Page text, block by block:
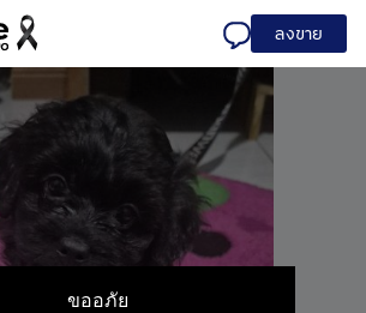
ลงขาย
ขออภัย